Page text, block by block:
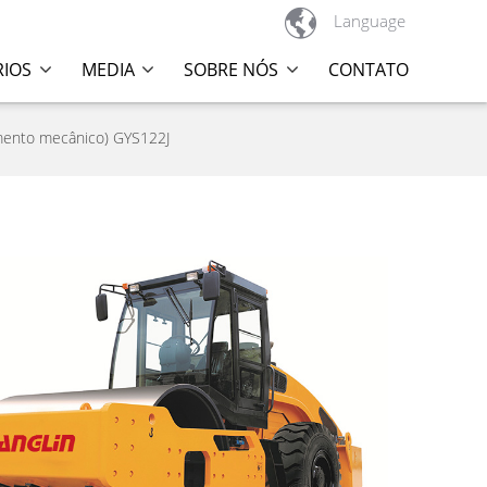
 Language
MEDIA SOBRE NÓS CONTATO
mecânico) GYS122J